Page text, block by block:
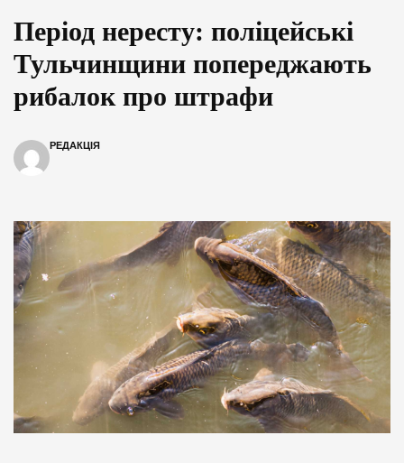
Період нересту: поліцейські
Тульчинщини попереджають
рибалок про штрафи
РЕДАКЦІЯ